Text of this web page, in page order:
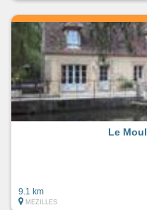
Le
9.1 km
MEZILLES